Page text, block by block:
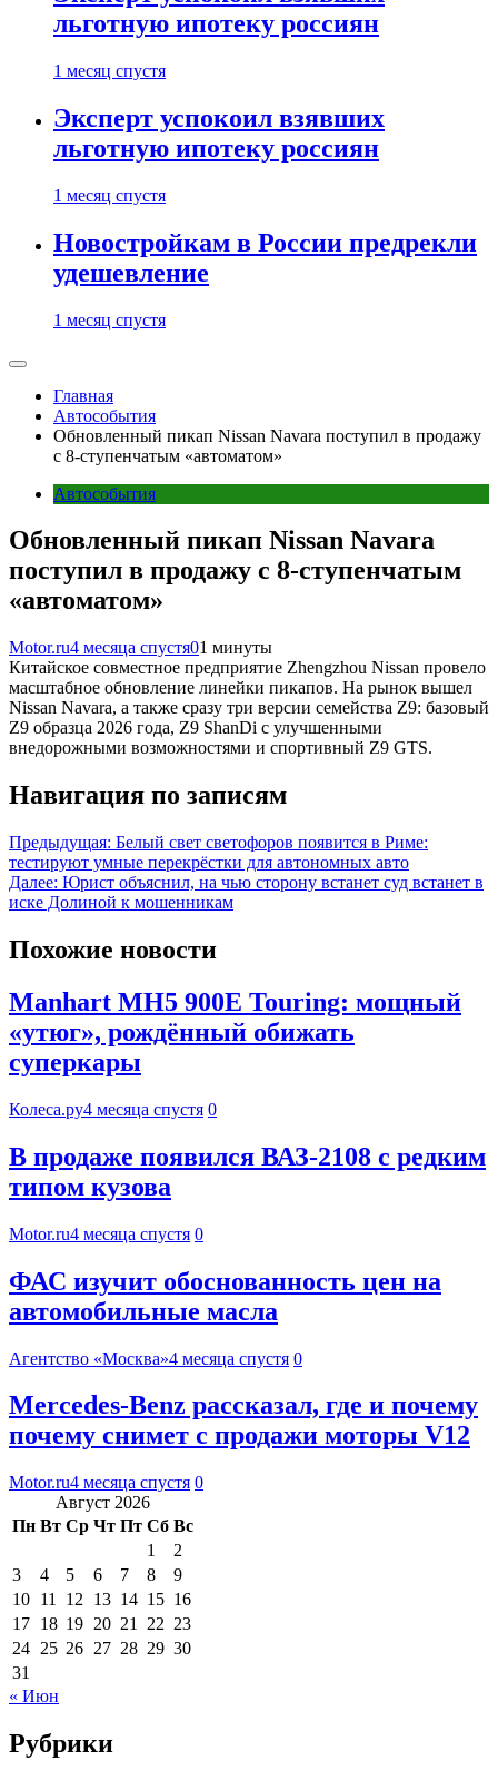
льготную ипотеку россиян
1 месяц спустя
Эксперт успокоил взявших
льготную ипотеку россиян
1 месяц спустя
Новостройкам в России предрекли
удешевление
1 месяц спустя
Главная
Автособытия
Обновленный пикап Nissan Navara поступил в продажу
с 8-ступенчатым «автоматом»
Автособытия
Обновленный пикап Nissan Navara
поступил в продажу с 8-ступенчатым
«автоматом»
Motor.ru4 месяца спустя01 минуты
Китайское совместное предприятие Zhengzhou Nissan провело
масштабное обновление линейки пикапов. На рынок вышел
Nissan Navara, а также сразу три версии семейства Z9: базовый
Z9 образца 2026 года, Z9 ShanDi с улучшенными
внедорожными возможностями и спортивный Z9 GTS.
Навигация по записям
Предыдущая: Белый свет светофоров появится в Риме:
тестируют умные перекрёстки для автономных авто
Далее: Юрист объяснил, на чью сторону встанет суд встанет в
иске Долиной к мошенникам
Похожие новости
Manhart MH5 900E Touring: мощный
«утюг», рождённый обижать
суперкары
Колеса.ру4 месяца спустя 0
В продаже появился ВАЗ-2108 с редким
типом кузова
Motor.ru4 месяца спустя 0
ФАС изучит обоснованность цен на
автомобильные масла
Агентство «Москва»4 месяца спустя 0
Mercedes-Benz рассказал, где и почему
почему снимет с продажи моторы V12
Motor.ru4 месяца спустя 0
Август 2026
Пн Вт Ср Чт Пт Сб Вс
1
2
3
4 5 6 7 8
9
10 11 12 13 14 15 16
17 18 19 20 21 22 23
24 25 26 27 28 29 30
31
« Июн
Рубрики